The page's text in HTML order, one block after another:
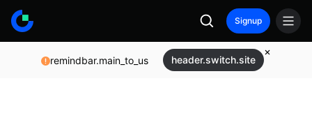
Signup
remindbar.main_to_us header.switch.site